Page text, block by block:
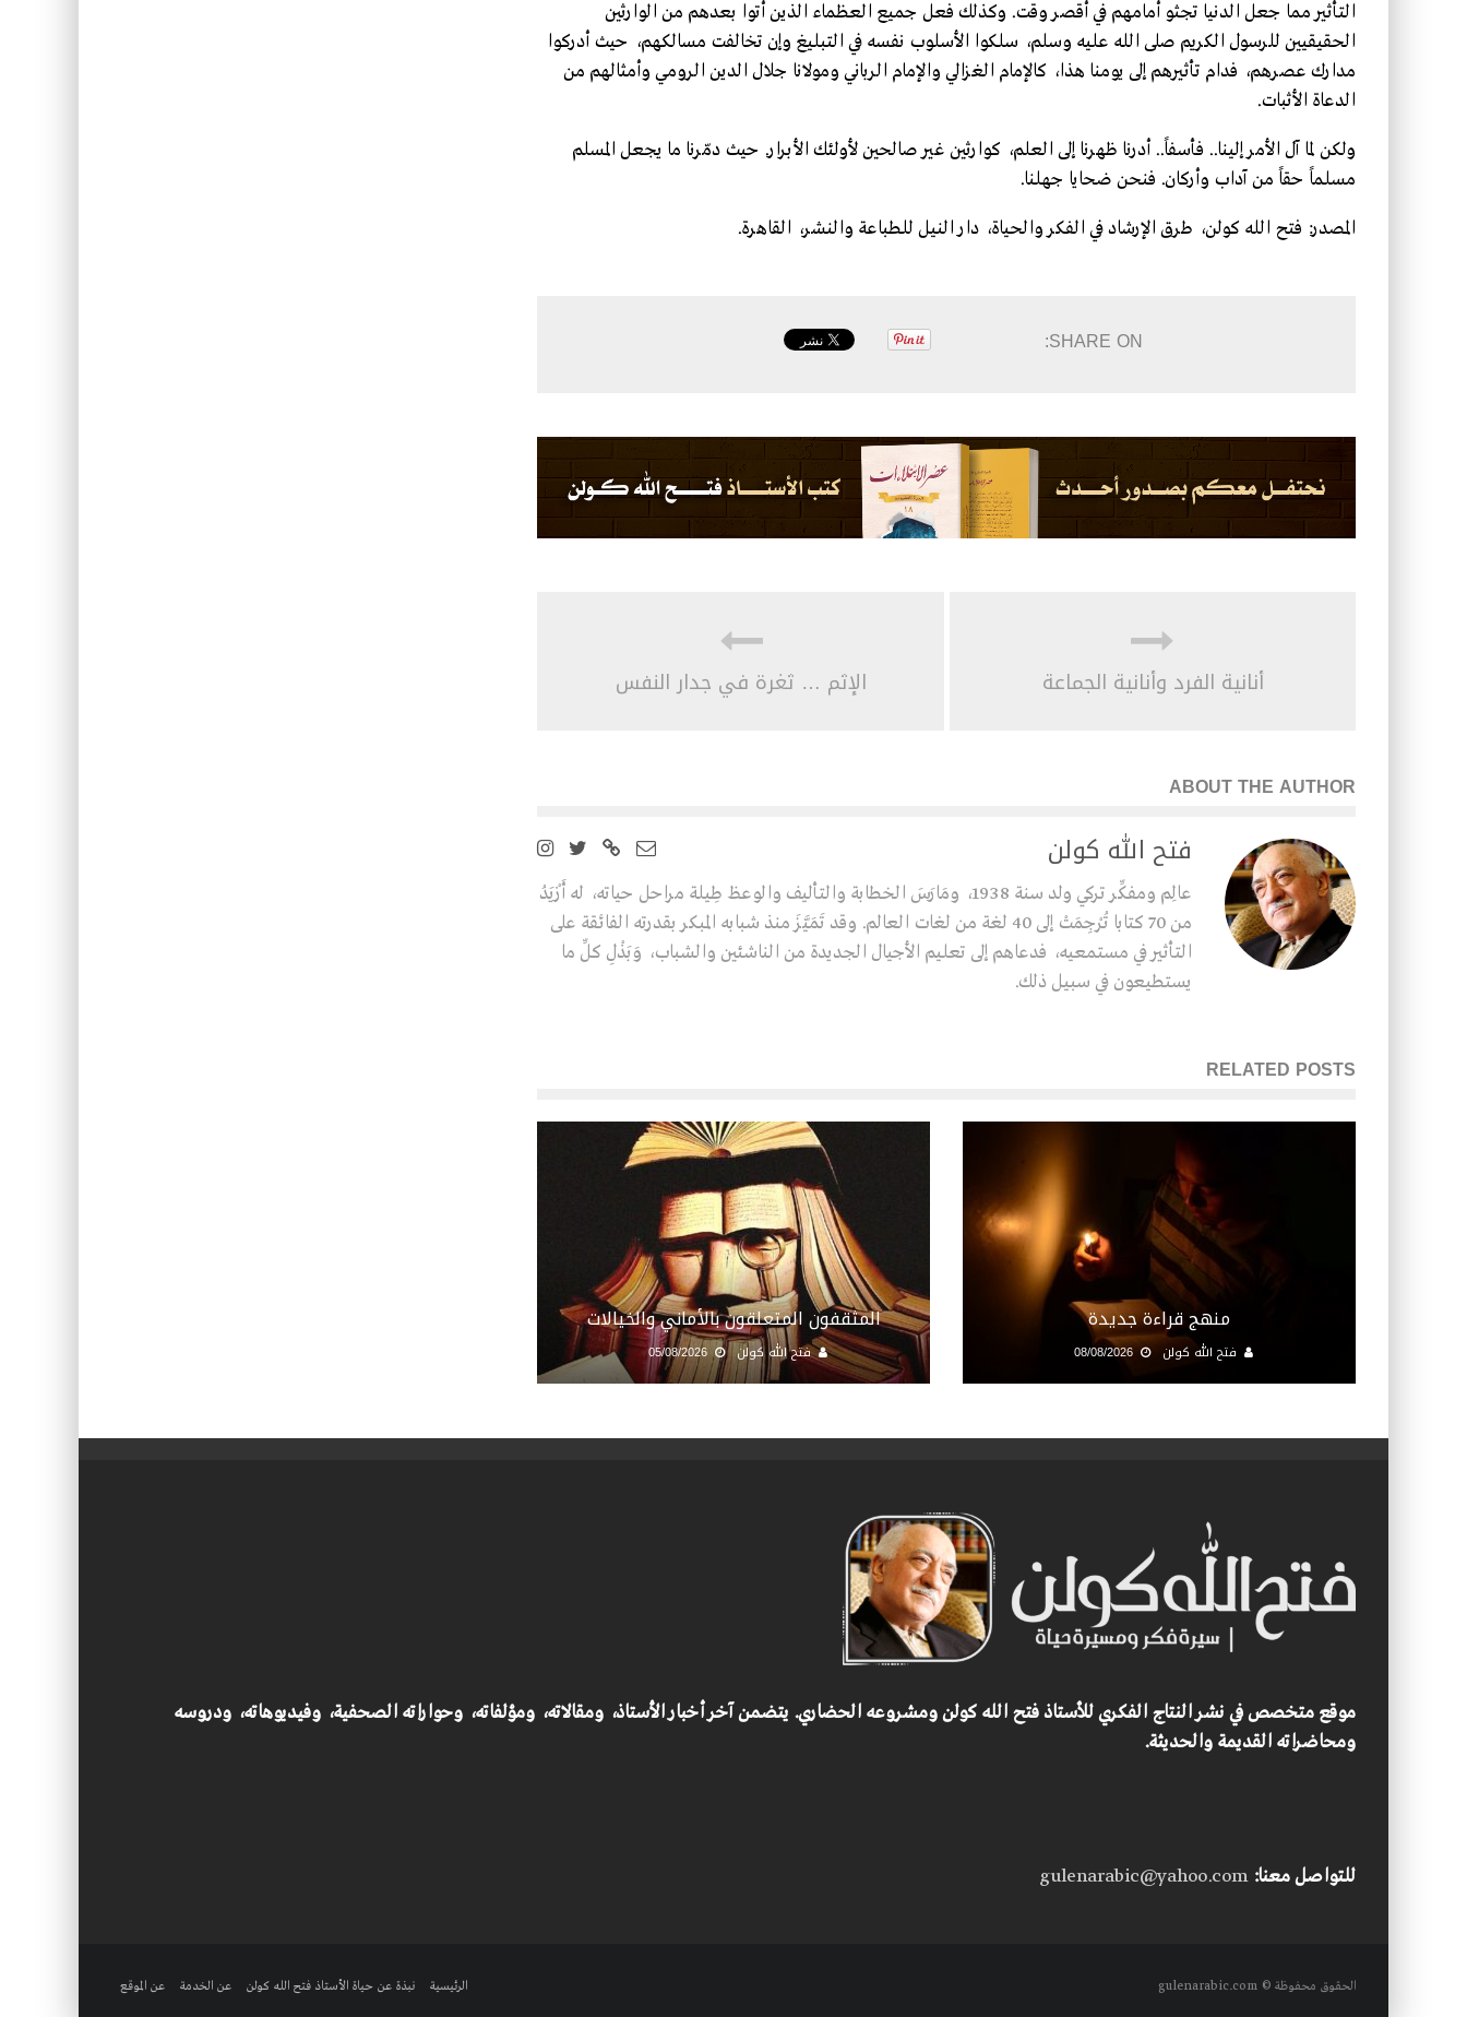
التأثير مما جعل الدنيا تجثو أمامهم في أقصر وقت. وكذلك فعل جميع العظماء الذين أتوا بعدهم من الوارثين
الحقيقيين للرسول الكريم صلى الله عليه وسلم، سلكوا الأسلوب نفسه في التبليغ وإن تخالفت مسالكهم، حيث أدركوا
مدارك عصرهم، فدام تأثيرهم إلى يومنا هذا، كالإمام الغزالي والإمام الرباني ومولانا جلال الدين الرومي وأمثالهم من
الدعاة الأثبات.
ولكن لما آل الأمر إلينا.. فأسفاً.. أدرنا ظهرنا إلى العلم، كوارثين غير صالحين لأولئك الأبرار. حيث دمّرنا ما يجعل المسلم
مسلماً حقاً من آداب وأركان. فنحن ضحايا جهلنا.
المصدر: فتح الله كولن، طرق الإرشاد في الفكر والحياة، دار النيل للطباعة والنشر، القاهرة.
SHARE ON:
أنانية الفرد وأنانية الجماعة الإثم … ثغرة في جدار النفس
ABOUT THE AUTHOR
فتح الله كولن
عالِم ومفكِّر تركي ولد سنة 1938، ومَارَسَ الخطابة والتأليف والوعظ طِيلة مراحل حياته، له أَزْيَدُ
من 70 كتابا تُرْجِمَتْ إلى 40 لغة من لغات العالم. وقد تَمَيَّزَ منذ شبابه المبكر بقدرته الفائقة على
التأثير في مستمعيه، فدعاهم إلى تعليم الأجيال الجديدة من الناشئين والشباب، وَبَذْلِ كلِّ ما
يستطيعون في سبيل ذلك.
RELATED POSTS
منهج قراءة جديدة
فتح الله كولن 08/08/2026
المثقفون المتعلقون بالأماني والخيالات
فتح الله كولن 05/08/2026
موقع متخصص في نشر النتاج الفكري للأستاذ فتح الله كولن ومشروعه الحضاري. يتضمن آخر أخبار الأستاذ، ومقالاته، ومؤلفاته، وحواراته الصحفية، وفيديوهاته، ودروسه
ومحاضراته القديمة والحديثة.
للتواصل معنا:gulenarabic@yahoo.com
الحقوق محفوظة © gulenarabic.com الرئيسية نبذة عن حياة الأستاذ فتح الله كولن عن الخدمة عن الموقع